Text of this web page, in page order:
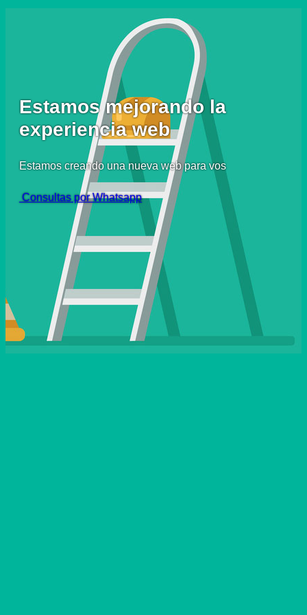
Estamos mejorando la
experiencia web
Estamos creando una nueva web para vos
Consultas por Whatsapp